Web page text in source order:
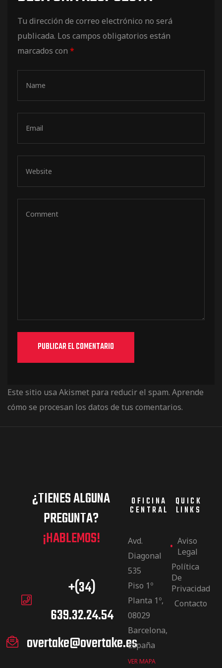
Tu dirección de correo electrónico no será
publicada. Los campos obligatorios están
marcados con *
Este sitio usa Akismet para reducir el spam. Aprende
cómo se procesan los datos de tus comentarios.
¿TIENES ALGUNA
PREGUNTA?
¡HABLEMOS!
+(34)
639.32.24.54
overtake@overtake.es
OFICINA
CENTRAL
Avd.
Diagonal
535
Piso 1º
Planta 1º,
08029
Barcelona,
España
VER MAPA
QUICK
LINKS
Aviso
Legal
Política
De
Privacidad
Contacto